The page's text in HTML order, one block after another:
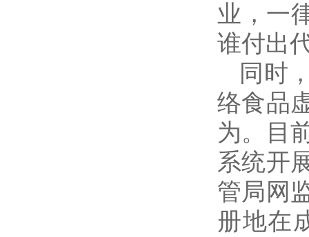
业，一
谁付出
同时
络食品
为。目
系统开
管局网
册地在